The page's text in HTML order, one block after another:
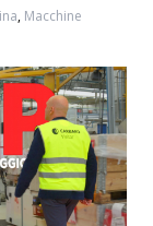
, Macchine